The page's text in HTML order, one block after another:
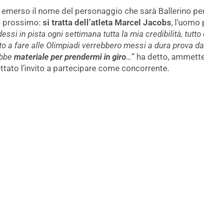
il nome del personaggio che sarà Ballerino
prossimo: si tratta dell’atleta Marcel Jacobs,
in pista ogni settimana tutta la mia credibilità, tutto
a fare alle Olimpiadi verrebbero messi a dura prova
materiale per prendermi in giro…” ha detto,
l’invito a partecipare come concorrente.